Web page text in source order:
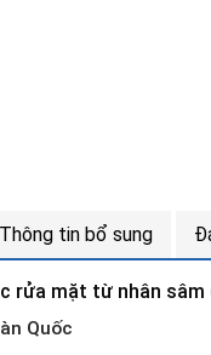
Thông tin bổ sung
rửa mặt từ nhân sâm
Quốc